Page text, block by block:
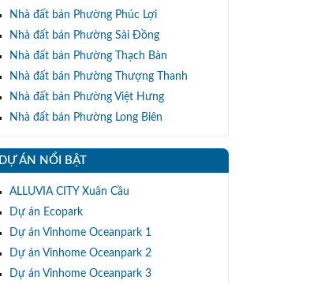
Nhà đất bán Phường Phúc Lợi
Nhà đất bán Phường Sài Đồng
Nhà đất bán Phường Thạch Bàn
Nhà đất bán Phường Thượng Thanh
Nhà đất bán Phường Việt Hưng
Nhà đất bán Phường Long Biên
DỰ ÁN NỔI BẬT
ALLUVIA CITY Xuân Cầu
Dự án Ecopark
Dự án Vinhome Oceanpark 1
Dự án Vinhome Oceanpark 2
Dự án Vinhome Oceanpark 3